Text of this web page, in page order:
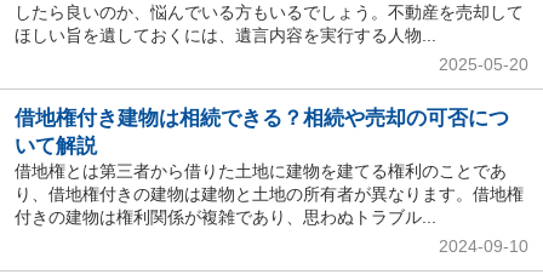
したら良いのか、悩んでいる方もいるでしょう。不動産を売却して
ほしい旨を遺しておくには、遺言内容を実行する人物...
2025-05-20
借地権付き建物は相続できる？相続や売却の可否につ
いて解説
借地権とは第三者から借りた土地に建物を建てる権利のことであ
り、借地権付きの建物は建物と土地の所有者が異なります。借地権
付きの建物は権利関係が複雑であり、思わぬトラブル...
2024-09-10